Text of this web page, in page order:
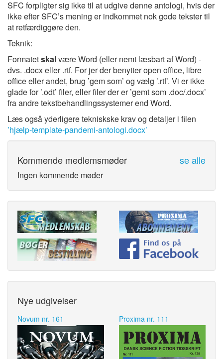
SFC forpligter sig ikke til at udgive denne antologi, hvis der
ikke efter SFC’s mening er indkommet nok gode tekster til
at retfærdiggøre den.
Teknik:
Formatetskalvære Word (eller nemt læsbart af Word) -
dvs. .docx eller .rtf. For jer der benytter open office, libre
office eller andet, brug ’gem som’ og vælg ’.rtf’. Vi er ikke
glade for ’.odt’ filer, eller filer der er ’gemt som .doc/.docx’
fra andre tekstbehandlingssystemer end Word.
Læs også yderligere tekniskske krav og detaljer i filen
’hjælp-template-pandemi-antologi.docx’
Kommende medlemsmøder se alle
Ingen kommende møder
Nye udgivelser
Novum nr. 161 Proxima nr. 111